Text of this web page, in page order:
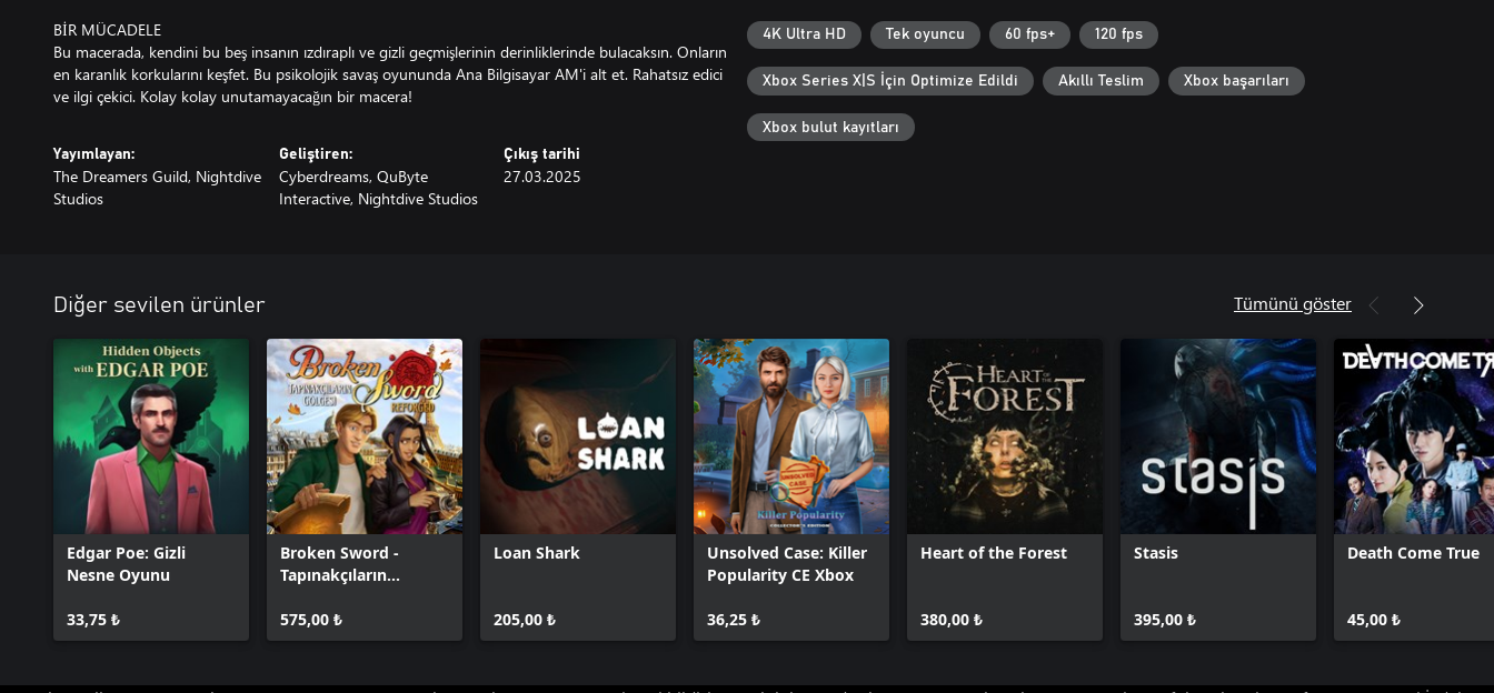
BİR MÜCADELE
Bu macerada, kendini bu beş insanın ızdıraplı ve gizli geçmişlerinin derinliklerinde bulacaksın. Onların
en karanlık korkularını keşfet. Bu psikolojik savaş oyununda Ana Bilgisayar AM'i alt et. Rahatsız edici
ve ilgi çekici. Kolay kolay unutamayacağın bir macera!
Yayımlayan:
The Dreamers Guild, Nightdive
Studios
Geliştiren:
Cyberdreams, QuByte
Interactive, Nightdive Studios
Çıkış tarihi
27.03.2025
4K Ultra HD Tek oyuncu 60 fps+ 120 fps
Xbox Series X|S İçin Optimize Edildi Akıllı Teslim Xbox başarıları
Xbox bulut kayıtları
Diğer sevilen ürünler Tümünü göster
Edgar Poe: Gizli
Nesne Oyunu
33,75 ₺
Broken Sword -
Tapınakçıların
575,00 ₺
Loan Shark
205,00 ₺
Unsolved Case: Killer
Popularity CE Xbox
36,25 ₺
Heart of the Forest
380,00 ₺
Stasis
395,00 ₺
Death Come True
45,00 ₺